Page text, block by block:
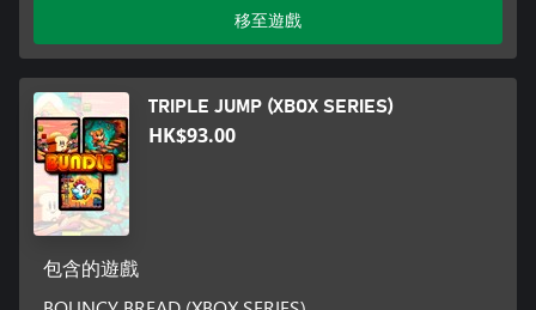
移至遊戲
TRIPLE JUMP (XBOX SERIES)
HK$93.00
包含的遊戲